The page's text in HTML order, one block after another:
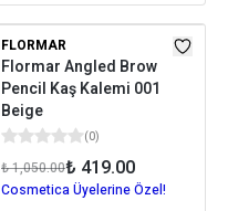
FLORMAR
Flormar Angled Brow
Pencil Kaş Kalemi 001
Beige
(0)
₺ 1,050.00₺ 419.00
Cosmetica Üyelerine Özel!